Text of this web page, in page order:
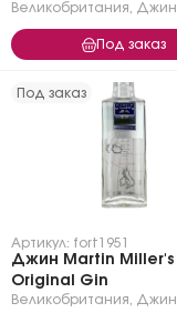
Великобритания Джин
Под заказ
Под заказ
Артикул: fort1951
Джин Martin Miller's
Original Gin
Великобритания Джин